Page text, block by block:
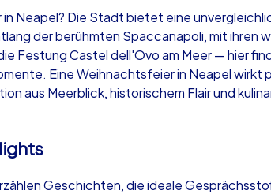
15-1,000
Neapel
1,5-3,0 h
Neapel? Die Stadt bietet eine
der berühmten Spaccanapoli, mit ihren
Festung Castel dell'Ovo am Meer — hier
Eine Weihnachtsfeier in Neapel wirkt
aus Meerblick, historischem Flair und
Geschichten, die ideale